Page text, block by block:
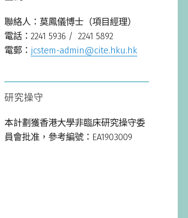
聯絡人：莫鳳儀博士（項目經理）
電話：2241 5936 / 2241 5892
電郵： jcstem-admin@cite.hku.hk
研究操守
本計劃獲香港大學非臨床研究操守委
員會批准，參考編號：EA1903009